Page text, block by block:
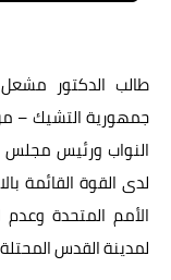
طالب الدكتور
جمهورية التشيك –
النواب ورئيس مجلس
لدى القوة القائمة
الأمم المتحدة وعدم
لمدينة القدس